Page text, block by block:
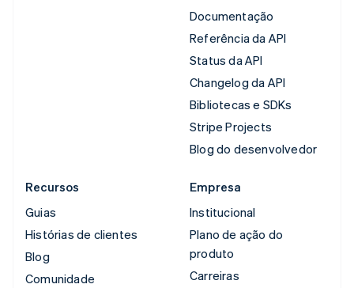
Documentação
Referência da API
Status da API
Changelog da API
Bibliotecas e SDKs
Stripe Projects
Blog do desenvolvedor
Recursos
Guias
Histórias de clientes
Blog
Comunidade
Empresa
Institucional
Plano de ação do
produto
Carreiras